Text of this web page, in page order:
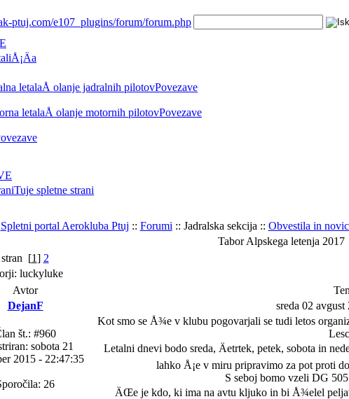
letalaÅ olanje jadralnih pilotovPovezave
letalaÅ olanje motornih pilotovPovezave
Tuje spletne strani
Spletni portal Aerokluba Ptuj :: Forumi :: Jadralska sekcija :: Obvestila in
Tabor Alpskega letenja 2017
[1] 2
luckyluke
Avtor
DejanF
sreda 02
št.: #960
sobota 21
2015 - 22:47:35
26
Kot smo se Å¾e v klubu pogovarjali se tudi letos
Letalni dnevi bodo sreda, Äetrtek, petek, sobota in
lahko Å¡e v miru pripravimo za pot proti
S seboj bomo vzeli DG
ÄŒe je kdo, ki ima na avtu kljuko in bi Å¾elel